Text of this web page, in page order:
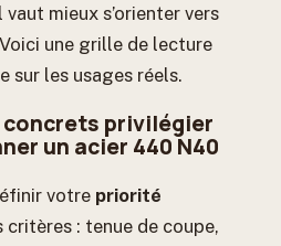
vaut mieux s’orienter vers
une grille de lecture
sur les usages réels.
privilégier
un acier 440 N40
votre priorité
critères : tenue de coupe,